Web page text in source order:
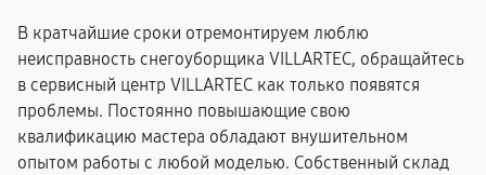
В кратчайшие сроки отремонтируем люблю
неисправность снегоуборщика VILLARTEC, обращайтесь
в сервисный центр VILLARTEC как только появятся
проблемы. Постоянно повышающие свою
квалификацию мастера обладают внушительном
опытом работы с любой моделью. Собственный склад